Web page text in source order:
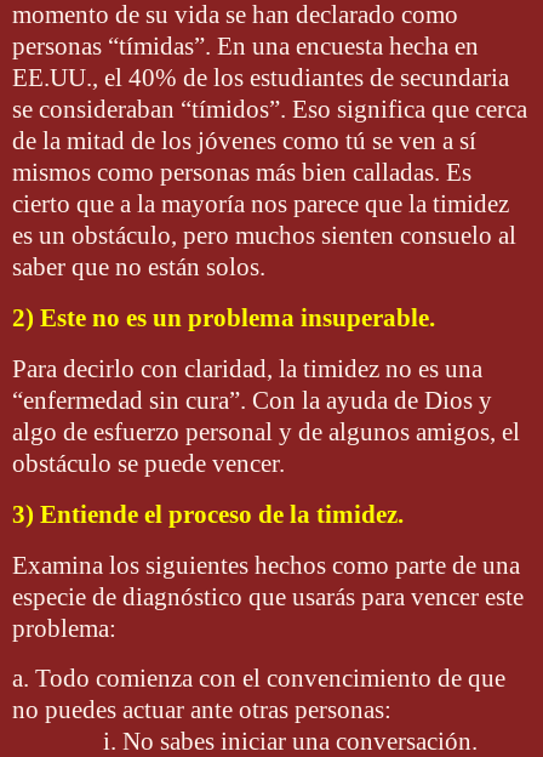
momento de su vida se han declarado como
personas “tímidas”. En una encuesta hecha en
EE.UU., el 40% de los estudiantes de secundaria
se consideraban “tímidos”. Eso significa que cerca
de la mitad de los jóvenes como tú se ven a sí
mismos como personas más bien calladas. Es
cierto que a la mayoría nos parece que la timidez
es un obstáculo, pero muchos sienten consuelo al
saber que no están solos.
2) Este no es un problema insuperable.
Para decirlo con claridad, la timidez no es una
“enfermedad sin cura”. Con la ayuda de Dios y
algo de esfuerzo personal y de algunos amigos, el
obstáculo se puede vencer.
3) Entiende el proceso de la timidez.
Examina los siguientes hechos como parte de una
especie de diagnóstico que usarás para vencer este
problema:
a. Todo comienza con el convencimiento de que
no puedes actuar ante otras personas:
i. No sabes iniciar una conversación.